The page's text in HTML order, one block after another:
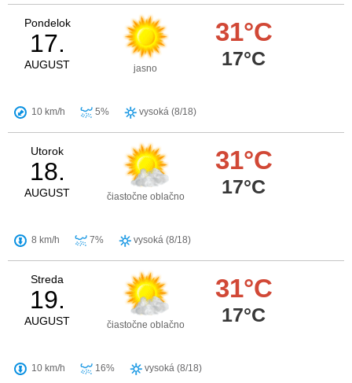
Pondelok
17.
AUGUST jasno
31°C
17°C
10 km/h 5% vysoká (8/18)
Utorok
18.
AUGUST čiastočne oblačno
31°C
17°C
8 km/h 7% vysoká (8/18)
Streda
19.
AUGUST čiastočne oblačno
31°C
17°C
10 km/h 16% vysoká (8/18)